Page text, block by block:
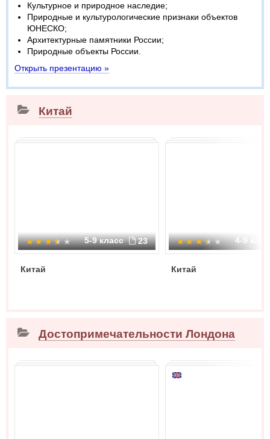
Культурное и природное наследие;
Природные и культурологические признаки объектов
ЮНЕСКО;
Архитектурные памятники России;
Природные объекты России.
Открыть презентацию »
Китай
5-9 класс 23
Китай
4-9
Китай
Достопримечательности Лондона